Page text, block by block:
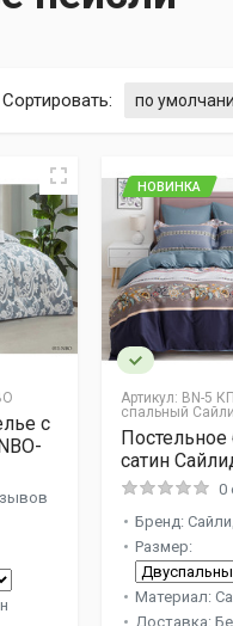
Сортировать:
с
Артикул: BN-5
спальный
НОВИНКА
Постельное
сатин
0
Бренд:
Размер:
Материал:
Доставка: